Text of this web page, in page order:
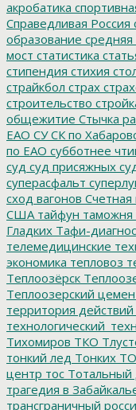
акробатика
Справедливая Россия
образование средняя
мост статистика
стипендия стихия
страйкбол страх
строительство
общежитие Стычка
ЕАО СУ СК по
по ЕАО субботнее
суд суд присяжных
суперасфальт
сход вагонов Счетная
США тайфун таможня
Гладких Тафи-
телемедицинские
экономика тепловоз
Теплоозёрск
Теплоозерский
территория действий
Тихомиров ТКО
тонкий лед Тонких
центр тос Тотальный
трагедия в
трансграничный